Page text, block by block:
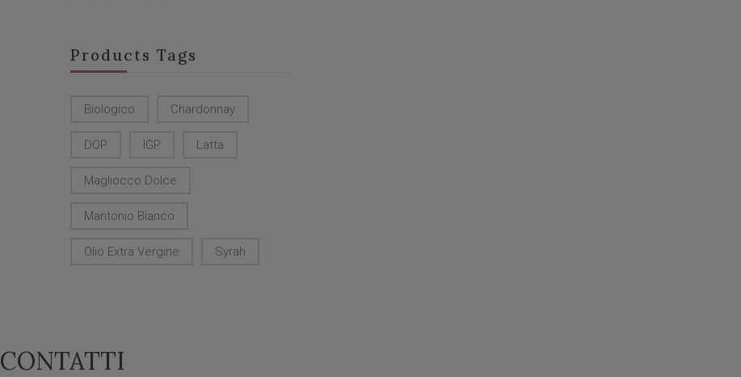
Products Tags
Biologico Chardonnay
DOP IGP Latta
Magliocco Dolce
Mantonio Bianco
Olio Extra Vergine Syrah
CONTATTI